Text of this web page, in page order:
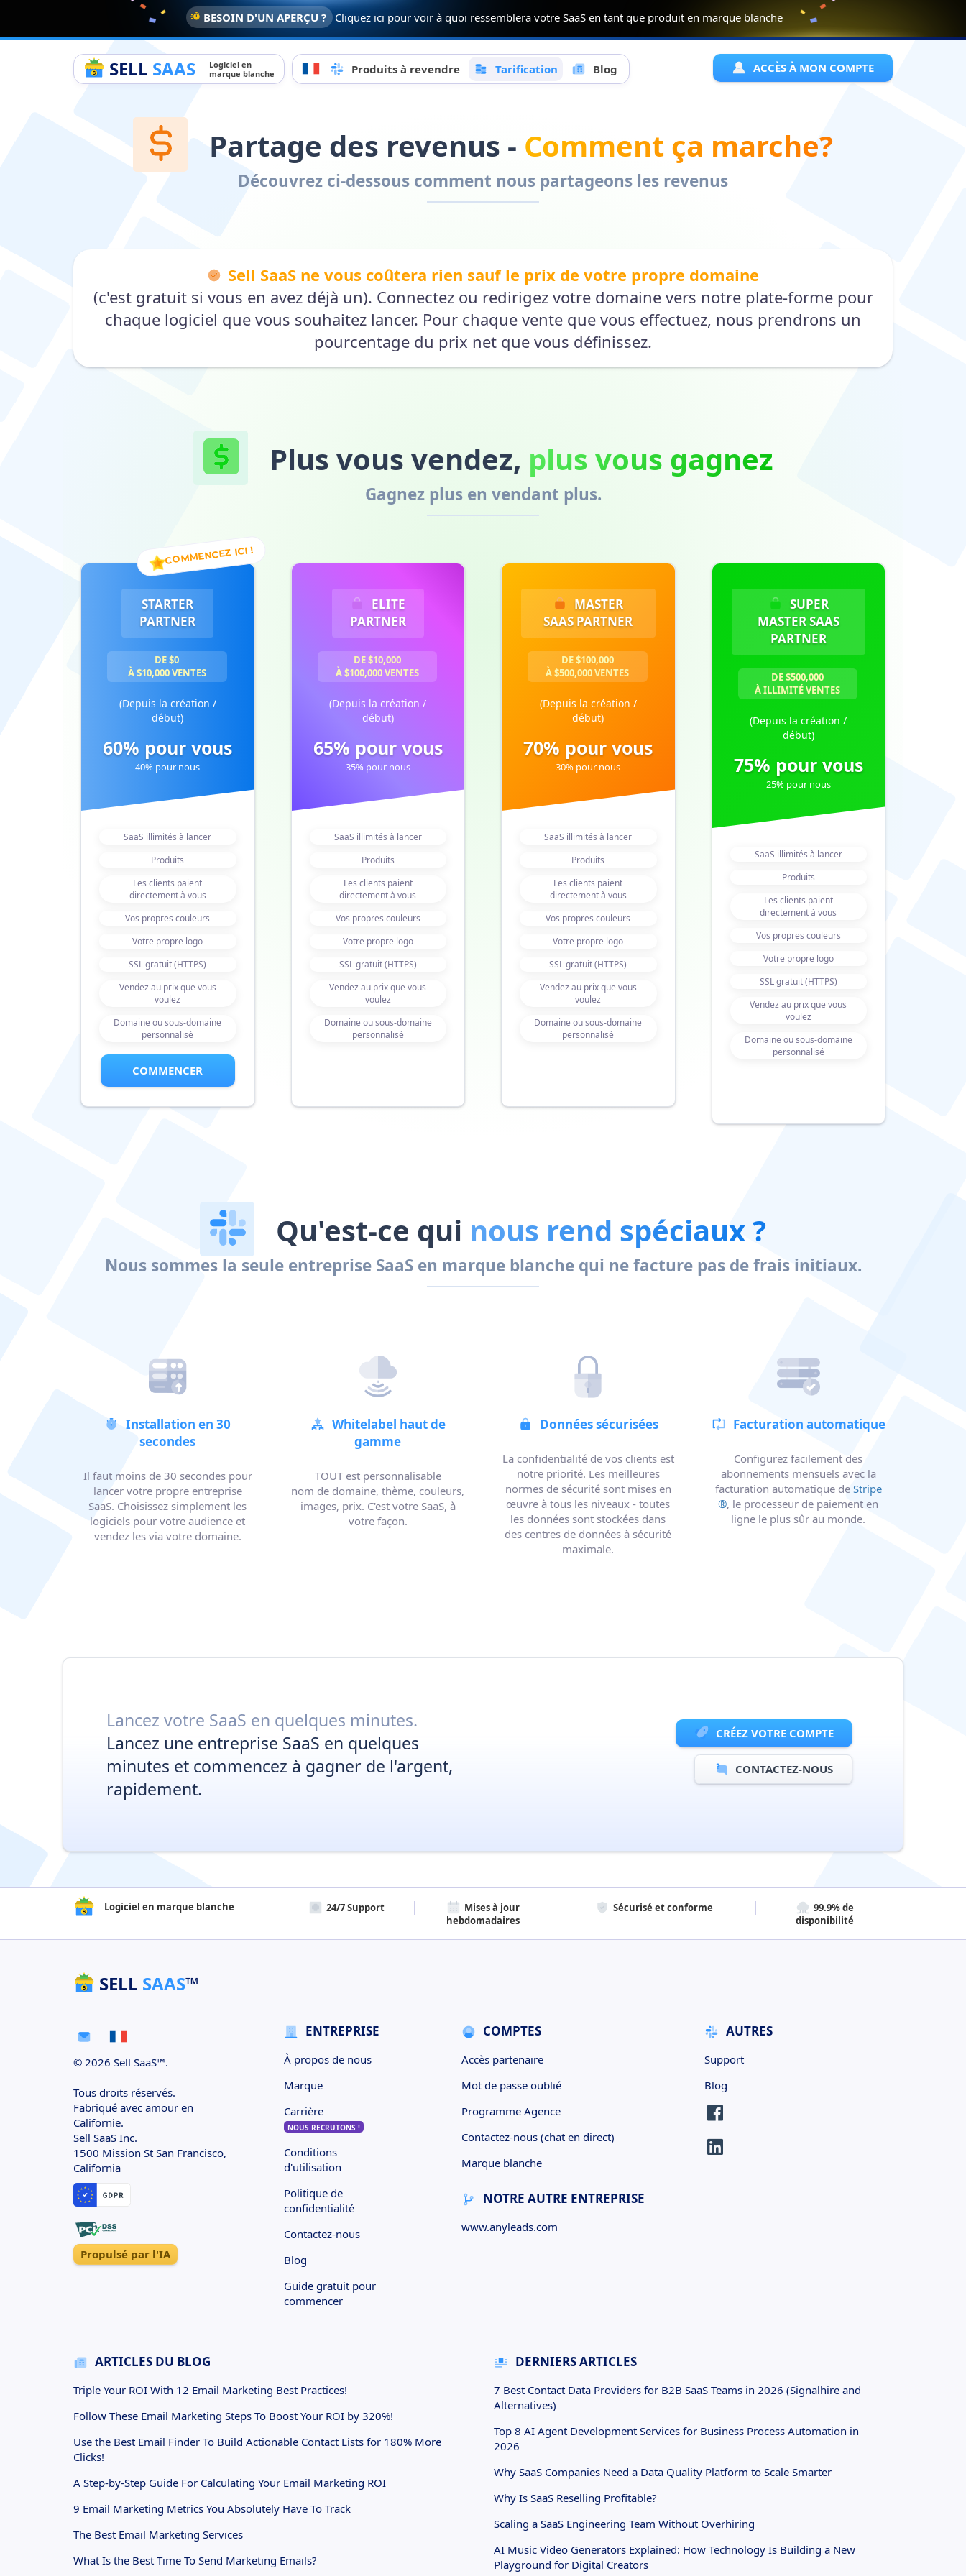
BESOIN D'UN APERÇU ? Cliquez ici pour voir à quoi ressemblera votre SaaS en tant que produit en marque blanche
SELL SAAS
Logiciel en
marque blanche
ACCÈS À MON COMPTE
Produits à revendre Tarification Blog
Partage des revenus - Comment ça marche?
Découvrez ci-dessous comment nous partageons les revenus
Sell SaaS ne vous coûtera rien sauf le prix de votre propre domaine
(c'est gratuit si vous en avez déjà un). Connectez ou redirigez votre domaine vers notre plate-forme pour
chaque logiciel que vous souhaitez lancer. Pour chaque vente que vous effectuez, nous prendrons un
pourcentage du prix net que vous définissez.
Plus vous vendez, plus vous gagnez
Gagnez plus en vendant plus.
STARTER
PARTNER
DE $0
À $10,000 VENTES
(Depuis la création /
début)
60% pour vous
40% pour nous
SaaS illimités à lancer
Produits
Les clients paient
directement à vous
Vos propres couleurs
Votre propre logo
SSL gratuit (HTTPS)
Vendez au prix que vous
voulez
Domaine ou sous-domaine
personnalisé
COMMENCER
ELITE
PARTNER
DE $10,000
À $100,000 VENTES
(Depuis la création /
début)
65% pour vous
35% pour nous
SaaS illimités à lancer
Produits
Les clients paient
directement à vous
Vos propres couleurs
Votre propre logo
SSL gratuit (HTTPS)
Vendez au prix que vous
voulez
Domaine ou sous-domaine
personnalisé
MASTER
SAAS PARTNER
DE $100,000
À $500,000 VENTES
(Depuis la création /
début)
70% pour vous
30% pour nous
SaaS illimités à lancer
Produits
Les clients paient
directement à vous
Vos propres couleurs
Votre propre logo
SSL gratuit (HTTPS)
Vendez au prix que vous
voulez
Domaine ou sous-domaine
personnalisé
SUPER
MASTER SAAS
PARTNER
DE $500,000
À ILLIMITÉ VENTES
(Depuis la création /
début)
75% pour vous
25% pour nous
SaaS illimités à lancer
Produits
Les clients paient
directement à vous
Vos propres couleurs
Votre propre logo
SSL gratuit (HTTPS)
Vendez au prix que vous
voulez
Domaine ou sous-domaine
personnalisé
Qu'est-ce qui nous rend spéciaux ?
Nous sommes la seule entreprise SaaS en marque blanche qui ne facture pas de frais initiaux.
Installation en 30
secondes
Il faut moins de 30 secondes pour
lancer votre propre entreprise
SaaS. Choisissez simplement les
logiciels pour votre audience et
vendez les via votre domaine.
Whitelabel haut de
gamme
TOUT est personnalisable
nom de domaine, thème, couleurs,
images, prix. C'est votre SaaS, à
votre façon.
Données sécurisées
La confidentialité de vos clients est
notre priorité. Les meilleures
normes de sécurité sont mises en
œuvre à tous les niveaux - toutes
les données sont stockées dans
des centres de données à sécurité
maximale.
Facturation automatique
Configurez facilement des
abonnements mensuels avec la
facturation automatique de Stripe
®, le processeur de paiement en
ligne le plus sûr au monde.
Lancez votre SaaS en quelques minutes.
Lancez une entreprise SaaS en quelques
minutes et commencez à gagner de l'argent,
rapidement.
CRÉEZ VOTRE COMPTE
CONTACTEZ-NOUS
Logiciel en marque blanche 24/7 Support
Mises à jour
hebdomadaires
Sécurisé et conforme
99.9% de
disponibilité
SELL SAAS™
© 2026 Sell SaaS™.
Tous droits réservés.
Fabriqué avec amour en
Californie.
Sell SaaS Inc.
1500 Mission St San Francisco,
California
Propulsé par l'IA
ENTREPRISE
À propos de nous
Marque
Carrière
NOUS RECRUTONS !
Conditions
d'utilisation
Politique de
confidentialité
Contactez-nous
Blog
Guide gratuit pour
commencer
COMPTES
Accès partenaire
Mot de passe oublié
Programme Agence
Contactez-nous (chat en direct)
Marque blanche
NOTRE AUTRE ENTREPRISE
www.anyleads.com
AUTRES
Support
Blog
ARTICLES DU BLOG
Triple Your ROI With 12 Email Marketing Best Practices!
Follow These Email Marketing Steps To Boost Your ROI by 320%!
Use the Best Email Finder To Build Actionable Contact Lists for 180% More
Clicks!
A Step-by-Step Guide For Calculating Your Email Marketing ROI
9 Email Marketing Metrics You Absolutely Have To Track
The Best Email Marketing Services
What Is the Best Time To Send Marketing Emails?
DERNIERS ARTICLES
7 Best Contact Data Providers for B2B SaaS Teams in 2026 (Signalhire and
Alternatives)
Top 8 AI Agent Development Services for Business Process Automation in
2026
Why SaaS Companies Need a Data Quality Platform to Scale Smarter
Why Is SaaS Reselling Profitable?
Scaling a SaaS Engineering Team Without Overhiring
AI Music Video Generators Explained: How Technology Is Building a New
Playground for Digital Creators